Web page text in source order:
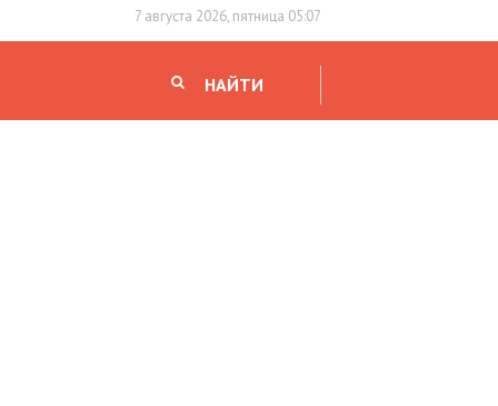
7 августа 2026, пятница 05:07
НАЙТИ